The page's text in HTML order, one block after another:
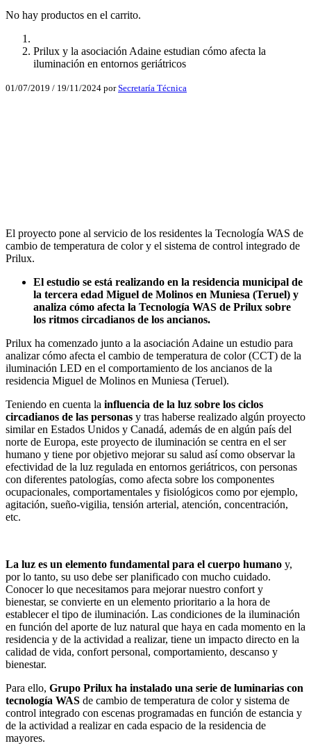
No hay productos en el carrito.
Prilux y la asociación Adaine estudian cómo afecta la
iluminación en entornos geriátricos
01/07/2019 / 19/11/2024 porSecretaría Técnica
WhatsApp
El proyecto pone al servicio de los residentes la Tecnología WAS de
cambio de temperatura de color y el sistema de control integrado de
Prilux.
El estudio se está realizando en la residencia municipal de
la tercera edad Miguel de Molinos en Muniesa (Teruel) y
analiza cómo afecta la Tecnología WAS de Prilux sobre
los ritmos circadianos de los ancianos.
Prilux ha comenzado junto a la asociación Adaine un estudio para
analizar cómo afecta el cambio de temperatura de color (CCT) de la
iluminación LED en el comportamiento de los ancianos de la
residencia Miguel de Molinos en Muniesa (Teruel).
Teniendo en cuenta la influencia de la luz sobre los ciclos
circadianos de las personas y tras haberse realizado algún proyecto
similar en Estados Unidos y Canadá, además de en algún país del
norte de Europa, este proyecto de iluminación se centra en el ser
humano y tiene por objetivo mejorar su salud así como observar la
efectividad de la luz regulada en entornos geriátricos, con personas
con diferentes patologías, como afecta sobre los componentes
ocupacionales, comportamentales y fisiológicos como por ejemplo,
agitación, sueño-vigilia, tensión arterial, atención, concentración,
etc.
La luz es un elemento fundamental para el cuerpo humano y,
por lo tanto, su uso debe ser planificado con mucho cuidado.
Conocer lo que necesitamos para mejorar nuestro confort y
bienestar, se convierte en un elemento prioritario a la hora de
establecer el tipo de iluminación. Las condiciones de la iluminación
en función del aporte de luz natural que haya en cada momento en la
residencia y de la actividad a realizar, tiene un impacto directo en la
calidad de vida, confort personal, comportamiento, descanso y
bienestar.
Para ello, Grupo Prilux ha instalado una serie de luminarias con
tecnología WAS de cambio de temperatura de color y sistema de
control integrado con escenas programadas en función de estancia y
de la actividad a realizar en cada espacio de la residencia de
mayores.